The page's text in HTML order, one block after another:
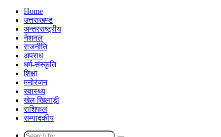
Home
उत्तराखण्ड
अन्तरराष्ट्रीय
नेशनल
राजनीति
अपराध
धर्म-संस्कृति
शिक्षा
मनोरंजन
स्वास्थ्य
खेल खिलाड़ी
राशिफल
सम्पादकीय